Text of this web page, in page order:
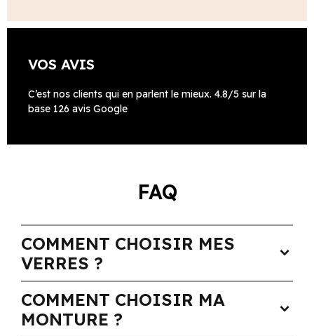
VOS AVIS
C’est nos clients qui en parlent le mieux. 4.8/5 sur la
base 126 avis Google
FAQ
COMMENT CHOISIR MES
VERRES ?
expand_more
COMMENT CHOISIR MA
MONTURE ?
expand_more